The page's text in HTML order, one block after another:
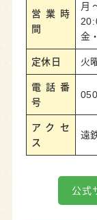
営業時
間
月
金
定休日 火
電話番
号
アクセ
ス
遠
公式